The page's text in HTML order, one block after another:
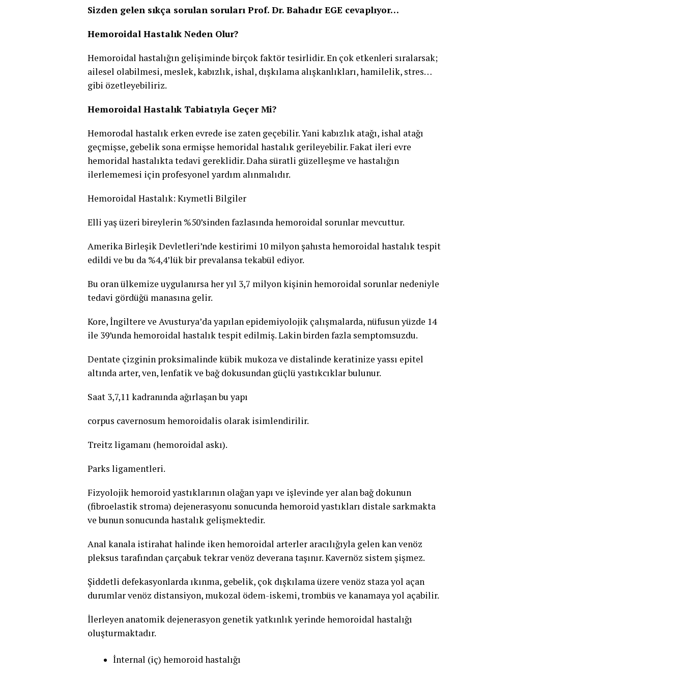
Sizden gelen sıkça sorulan soruları Prof. Dr. Bahadır EGE cevaplıyor…
Hemoroidal Hastalık Neden Olur?
Hemoroidal hastalığın gelişiminde birçok faktör tesirlidir. En çok etkenleri sıralarsak;
ailesel olabilmesi, meslek, kabızlık, ishal, dışkılama alışkanlıkları, hamilelik, stres…
gibi özetleyebiliriz.
Hemoroidal Hastalık Tabiatıyla Geçer Mi?
Hemorodal hastalık erken evrede ise zaten geçebilir. Yani kabızlık atağı, ishal atağı
geçmişse, gebelik sona ermişse hemoridal hastalık gerileyebilir. Fakat ileri evre
hemoridal hastalıkta tedavi gereklidir. Daha süratli güzelleşme ve hastalığın
ilerlememesi için profesyonel yardım alınmalıdır.
Hemoroidal Hastalık: Kıymetli Bilgiler
Elli yaş üzeri bireylerin %50’sinden fazlasında hemoroidal sorunlar mevcuttur.
Amerika Birleşik Devletleri’nde kestirimi 10 milyon şahısta hemoroidal hastalık tespit
edildi ve bu da %4,4’lük bir prevalansa tekabül ediyor.
Bu oran ülkemize uygulanırsa her yıl 3,7 milyon kişinin hemoroidal sorunlar nedeniyle
tedavi gördüğü manasına gelir.
Kore, İngiltere ve Avusturya’da yapılan epidemiyolojik çalışmalarda, nüfusun yüzde 14
ile 39’unda hemoroidal hastalık tespit edilmiş. Lakin birden fazla semptomsuzdu.
Dentate çizginin proksimalinde kübik mukoza ve distalinde keratinize yassı epitel
altında arter, ven, lenfatik ve bağ dokusundan güçlü yastıkcıklar bulunur.
Saat 3,7,11 kadranında ağırlaşan bu yapı
corpus cavernosum hemoroidalis olarak isimlendirilir.
Treitz ligamanı (hemoroidal askı).
Parks ligamentleri.
Fizyolojik hemoroid yastıklarının olağan yapı ve işlevinde yer alan bağ dokunun
(fibroelastik stroma) dejenerasyonu sonucunda hemoroid yastıkları distale sarkmakta
ve bunun sonucunda hastalık gelişmektedir.
Anal kanala istirahat halinde iken hemoroidal arterler aracılığıyla gelen kan venöz
pleksus tarafından çarçabuk tekrar venöz deverana taşınır. Kavernöz sistem şişmez.
Şiddetli defekasyonlarda ıkınma, gebelik, çok dışkılama üzere venöz staza yol açan
durumlar venöz distansiyon, mukozal ödem-iskemi, trombüs ve kanamaya yol açabilir.
İlerleyen anatomik dejenerasyon genetik yatkınlık yerinde hemoroidal hastalığı
oluşturmaktadır.
İnternal (iç) hemoroid hastalığı